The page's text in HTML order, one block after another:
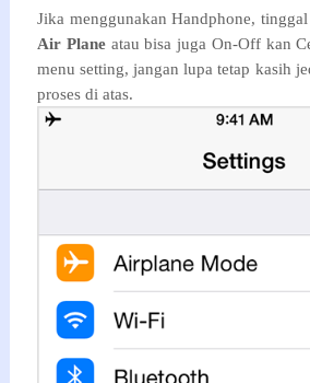
Jika menggunakan Handphone,
Air Planeatau bisa juga On-Off kan
menu setting, jangan lupa tetap kasih
proses di atas.